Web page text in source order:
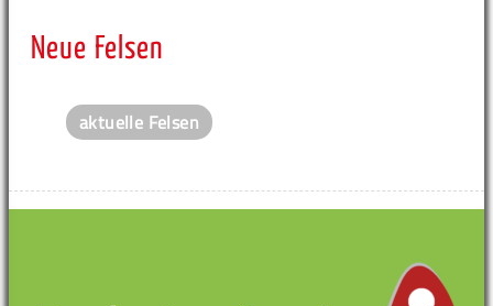
Neue Felsen
aktuelle Felsen